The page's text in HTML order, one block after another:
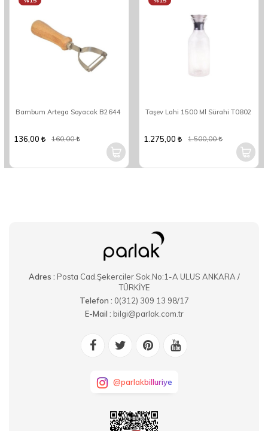
Bambum Artega Soyacak B2644
136,00 160,00
Taşev Lahi 1500 Ml Sürahi T0802
1.275,00 1.500,00
Adres : Posta Cad.Şekerciler Sok.No:1-A ULUS ANKARA /
TÜRKİYE
Telefon : 0(312) 309 13 98/17
E-Mail : bilgi@parlak.com.tr
@parlakbilluriye